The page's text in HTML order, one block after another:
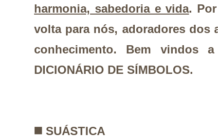
harmonia, sabedoria e vida.
volta para nós, adoradores dos
conhecimento. Bem vindos
DICIONÁRIO DE SÍMBOLOS.
◼️ SUÁSTICA